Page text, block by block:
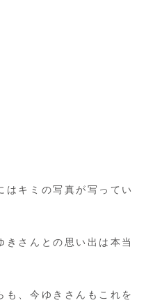
はキミの写真が写ってい
きさんとの思い出は本当
も、今ゆきさんもこれを